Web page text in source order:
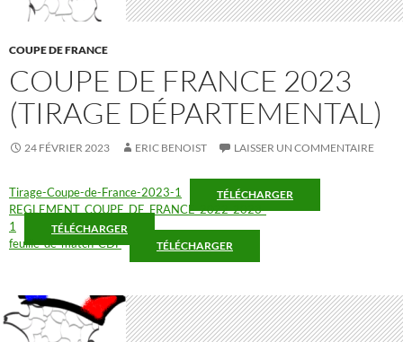
COUPE DE FRANCE
COUPE DE FRANCE 2023
(TIRAGE DÉPARTEMENTAL)
24 FÉVRIER 2023 ERIC BENOIST LAISSER UN COMMENTAIRE
Tirage-Coupe-de-France-2023-1 TÉLÉCHARGER
REGLEMENT_COUPE_DE_FRANCE_2022-2023-
1
TÉLÉCHARGER
feuille_de_match_CDF TÉLÉCHARGER